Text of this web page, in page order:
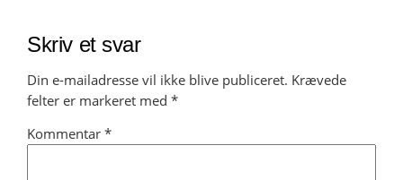
Skriv et svar
Din e-mailadresse vil ikke blive publiceret. Krævede
felter er markeret med*
Kommentar*